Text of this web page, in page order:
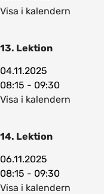
Visa i kalendern
13. Lektion
04.11.2025
08:15 - 09:30
Visa i kalendern
14. Lektion
06.11.2025
08:15 - 09:30
Visa i kalendern